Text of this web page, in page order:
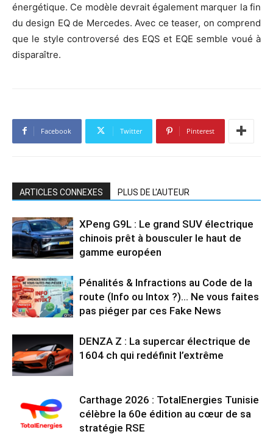
énergétique. Ce modèle devrait également marquer la fin
du design EQ de Mercedes. Avec ce teaser, on comprend
que le style controversé des EQS et EQE semble voué à
disparaître.
Facebook Twitter Pinterest
ARTICLES CONNEXES PLUS DE L'AUTEUR
XPeng G9L : Le grand SUV électrique
chinois prêt à bousculer le haut de
gamme européen
Pénalités & Infractions au Code de la
route (Info ou Intox ?)… Ne vous faites
pas piéger par ces Fake News
DENZA Z : La supercar électrique de
1604 ch qui redéfinit l’extrême
Carthage 2026 : TotalEnergies Tunisie
célèbre la 60e édition au cœur de sa
stratégie RSE